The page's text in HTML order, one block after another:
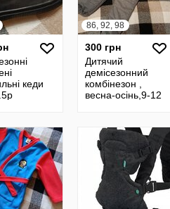
кеди
86, 92, 98
300 грн
Дитячий
демісезонний
комбінезон ,
весна-осінь,9-12